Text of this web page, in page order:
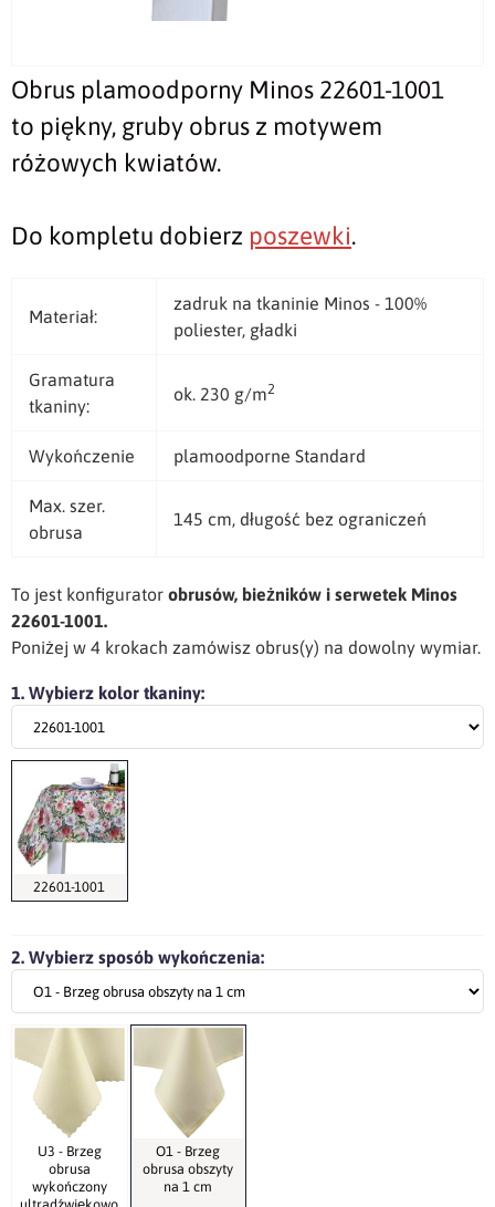
Obrus plamoodporny Minos 22601-1001
to piękny, gruby obrus z motywem
różowych kwiatów.
Do kompletu dobierz poszewki.
Materiał:
zadruk na tkaninie Minos - 100%
poliester, gładki
Gramatura
tkaniny:
ok. 230 g/m2
Wykończenie plamoodporne Standard
Max. szer.
obrusa
145 cm, długość bez ograniczeń
To jest konfigurator obrusów, bieżników i serwetek Minos
22601-1001.
Poniżej w 4 krokach zamówisz obrus(y) na dowolny wymiar.
1. Wybierz kolor tkaniny:
22601-1001
2. Wybierz sposób wykończenia:
U3 - Brzeg
obrusa
wykończony
O1 - Brzeg
obrusa obszyty
na 1 cm